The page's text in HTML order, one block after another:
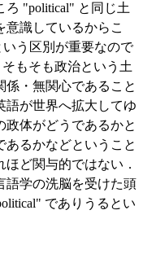
ろ "political" と同じ土
識しているからこ
う区別が重要なので
もそも政治という土
・無関心であること
語が世界へ拡大してゆ
政体がどうであるかと
るかなどということ
ど関与的ではない．
学の洗脳を受けた頭
でありうるとい